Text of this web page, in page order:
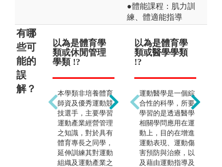
●體能課程：肌力訓
練、體適能指導
有哪
些可
能的
誤
解？
以為是體育學
類或休閒管理
學類 !?
本學類非培養體育
師資及優秀運動競
技選手，主要學習
運動產業經營管理
之知識，對於具有
體育專長之同學，
延伸訓練其對運動
組織及運動產業之
以為畢業後只
能當健身教練
!?
本學類偏向學科，
所以學生的生涯及
出路更為廣泛，例
如：運動行銷、運
動旅遊、運動產品
設計、賽會辦理、
職業運動經紀人、
主題樂園及運動場
以為是體育學
類或醫學學類
!?
運動醫學是一個綜
合性的科學，所要
學習的是透過醫學
相關學問應用在運
動上，目的在增進
運動表現、運動傷
害預防與治療，以
及藉由運動指導及